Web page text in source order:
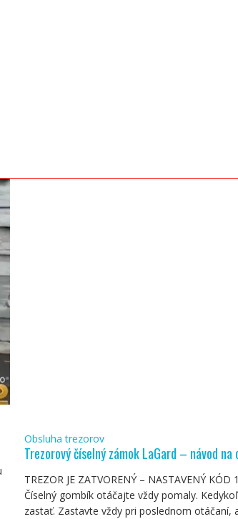
Obsluha trezorov
Trezorový číselný zámok LaGard – návod na
TREZOR JE ZATVORENÝ – NASTAVENÝ KÓD
Číselný gombík otáčajte vždy pomaly.
zastať. Zastavte vždy pri poslednom otáčaní,